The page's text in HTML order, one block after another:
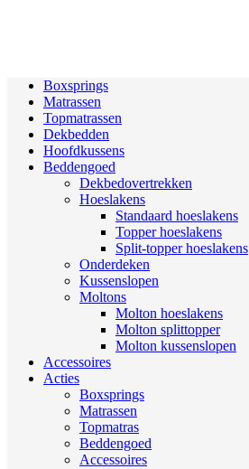
Boxsprings
Matrassen
Topmatrassen
Dekbedden
Hoofdkussens
Beddengoed
Dekbedovertrekken
Hoeslakens
Standaard hoeslakens
Topper hoeslakens
Split-topper hoeslakens
Onderdeken
Kussenslopen
Moltons
Molton hoeslakens
Molton splittopper
Molton kussenslopen
Accessoires
Acties
Boxsprings
Matrassen
Topmatras
Beddengoed
Accessoires